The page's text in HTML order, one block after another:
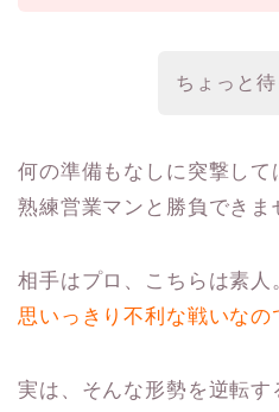
ちょっと
何の準備もなしに突撃して
熟練営業マンと勝負できま
相手はプロ、こちらは素人
思いっきり不利な戦いなの
実は、そんな形勢を逆転